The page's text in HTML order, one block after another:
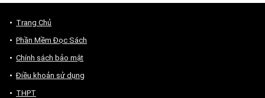
Trang Chủ
Phần Mềm Đọc Sách
Chính sách bảo mật
Điều khoản sử dụng
THPT